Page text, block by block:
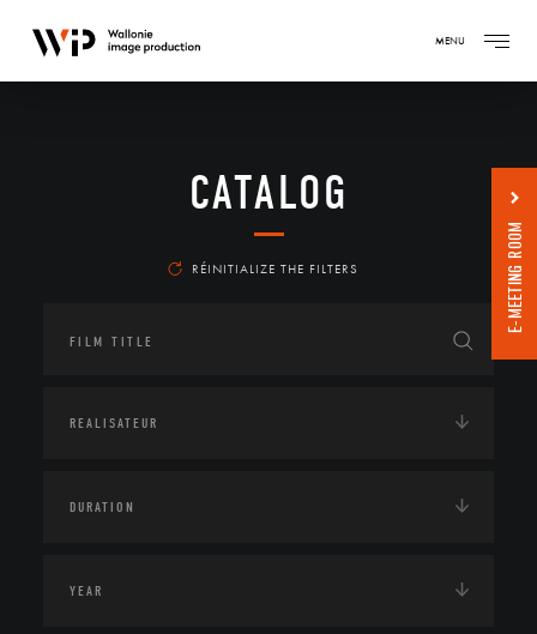
MENU
CATALOG
RÉINITIALIZE THE FILTERS E-MEETING ROOM